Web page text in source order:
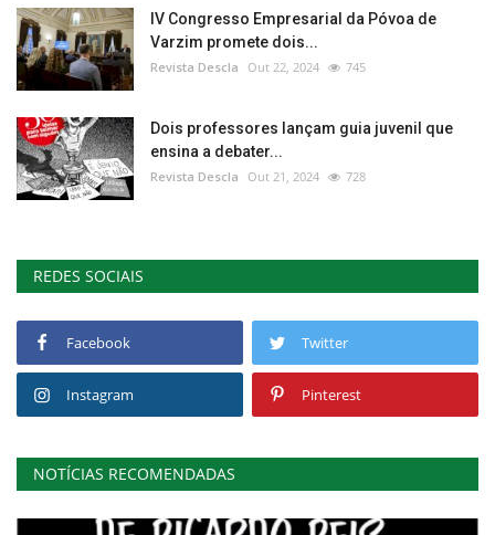
IV Congresso Empresarial da Póvoa de
Varzim promete dois...
Revista Descla Out 22, 2024 745
Dois professores lançam guia juvenil que
ensina a debater...
Revista Descla Out 21, 2024 728
REDES SOCIAIS
Facebook Twitter
Instagram Pinterest
NOTÍCIAS RECOMENDADAS